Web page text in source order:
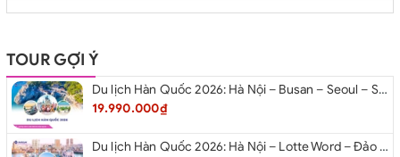
TOUR GỢI Ý
Du lịch Hàn Quốc 2026: Hà Nội – Busan – Seoul – Starfiled – Lotte Worf
19.990.000₫
Du lịch Hàn Quốc 2026: Hà Nội – Lotte Word – Đảo Nami – Làng Cổ Hanok Bukchon